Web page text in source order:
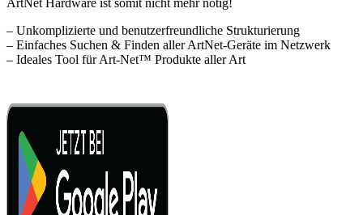
– Unkomplizierte und benutzerfreundliche Strukturierung
– Einfaches Suchen & Finden aller ArtNet-Geräte im Netzwerk
– Ideales Tool für Art-Net™ Produkte aller Art